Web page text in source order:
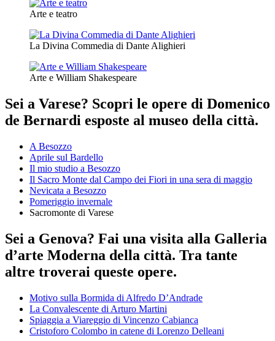
Arte e teatro
La Divina Commedia di Dante Alighieri
Arte e William Shakespeare
Sei a Varese? Scopri le opere di Domenico
de Bernardi esposte al museo della città.
A Besozzo
Aprile sul Bardello
Il mio studio a Besozzo
Il Sacro Monte dal Campo dei Fiori in una sera di maggio
Nevicata a Besozzo
Pomeriggio invernale
Sacromonte di Varese
Sei a Genova? Fai una visita alla Galleria
d’arte Moderna della città. Tra tante
altre troverai queste opere.
Motivo sulla Bormida di Alfredo D’Andrade
La Convalescente di Arturo Martini
Spiaggia a Viareggio di Vincenzo Cabianca
Cristoforo Colombo in catene di Lorenzo Delleani